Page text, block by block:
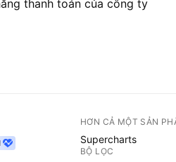
thanh toán của công ty
HƠN CẢ MỘT SẢN
Supercharts
BỘ LỌC